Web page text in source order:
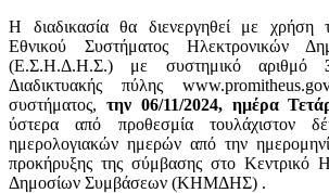
Η διαδικασία θα διενεργηθεί με χρήση
Εθνικού Συστήματος Ηλεκτρονικών
(Ε.Σ.Η.Δ.Η.Σ.) με συστημικό αριθμό
Διαδικτυακής πύλης
συστήματος, την 06/11/2024, ημέρα
ύστερα από προθεσμία
ημερολογιακών ημερών από την
προκήρυξης της σύμβασης στο Κεντρικό
Δημοσίων Συμβάσεων (ΚΗΜΔΗΣ) .